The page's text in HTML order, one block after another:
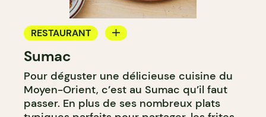
RESTAURANT
COMPTOIR
Sumac
Pour déguster une délicieuse cuisine du
Moyen-Orient, c’est au Sumac qu’il faut
passer. En plus de ses nombreux plats